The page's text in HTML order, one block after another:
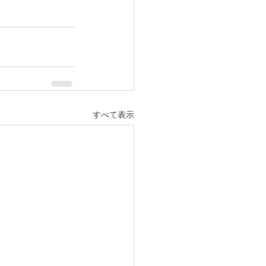
すべて表示